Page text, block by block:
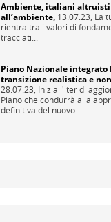
Ambiente, italiani altruisti
all’ambiente, 13.07.23, La
rientra tra i valori di
tracciati...
Piano Nazionale integrato
transizione realistica e
28.07.23, Inizia l'iter di
Piano che condurrà alla
definitiva del nuovo...